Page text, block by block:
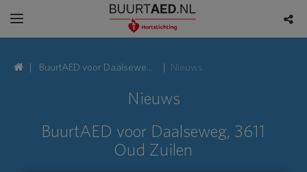
BuurtAED voor Daalseweg,
Nieuws
Nieuws
BuurtAED voor Daalseweg, 3611
Oud Zuilen